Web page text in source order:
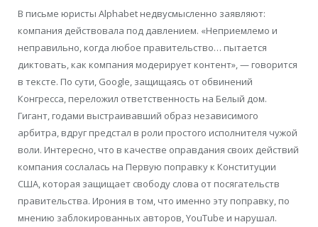
В письме юристы Alphabet недвусмысленно заявляют:
компания действовала под давлением. «Неприемлемо и
неправильно, когда любое правительство… пытается
диктовать, как компания модерирует контент», — говорится
в тексте. По сути, Google, защищаясь от обвинений
Конгресса, переложил ответственность на Белый дом.
Гигант, годами выстраивавший образ независимого
арбитра, вдруг предстал в роли простого исполнителя чужой
воли. Интересно, что в качестве оправдания своих действий
компания сослалась на Первую поправку к Конституции
США, которая защищает свободу слова от посягательств
правительства. Ирония в том, что именно эту поправку, по
мнению заблокированных авторов, YouTube и нарушал.